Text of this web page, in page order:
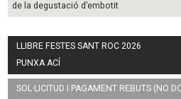
de la degustació d’embotit
LLIBRE FESTES SANT ROC 2026
PUNXA ACÍ
SOL·LICITUD I PAGAMENT REBUTS (NO